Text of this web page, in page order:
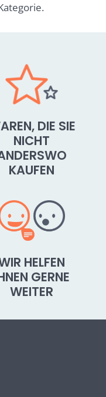
DIE SIE
NICHT
KAUFEN
HELFEN
GERNE
WEITER